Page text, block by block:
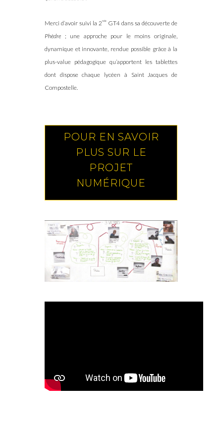
Merci d’avoir suivi la 2nde GT4 dans sa découverte de
Phèdre ; une approche pour le moins originale,
dynamique et innovante, rendue possible grâce à la
plus-value pédagogique qu’apportent les tablettes
dont dispose chaque lycéen à Saint Jacques de
Compostelle.
POUR EN SAVOIR
PLUS SUR LE
PROJET
NUMÉRIQUE